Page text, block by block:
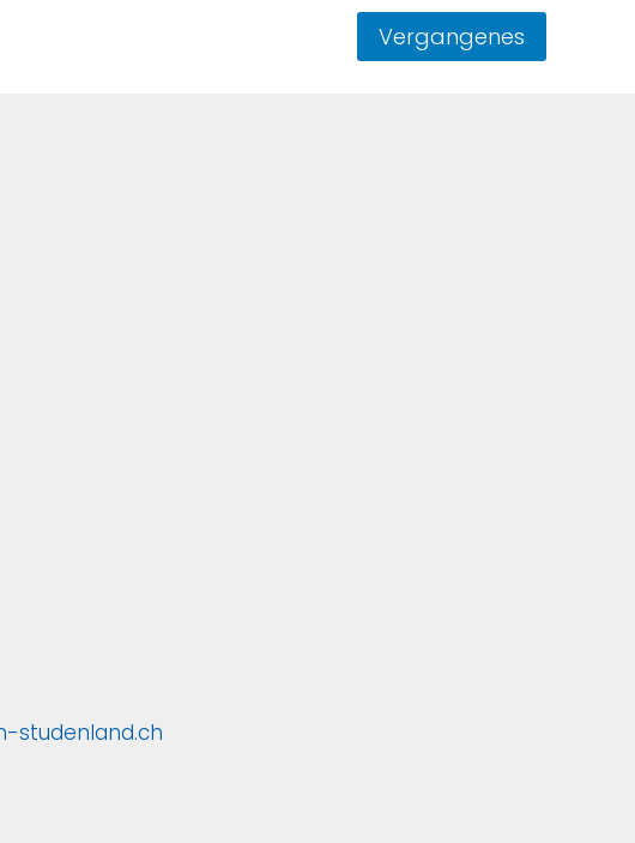
Vergangenes
studenland.ch